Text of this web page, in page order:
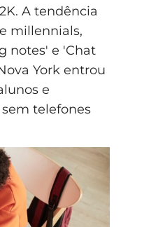
A tendência
millennials,
notes' e 'Chat
York entrou
e
telefones